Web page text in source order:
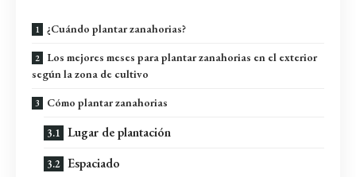
¿Cuándo plantar zanahorias?
Los mejores meses para plantar zanahorias en el exterior
según la zona de cultivo
Cómo plantar zanahorias
Lugar de plantación
Espaciado